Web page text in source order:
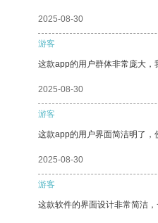
2025-08-30
游客
这款app的用户群体非常庞大，
2025-08-30
游客
这款app的用户界面简洁明了
2025-08-30
游客
这款软件的界面设计非常简洁，